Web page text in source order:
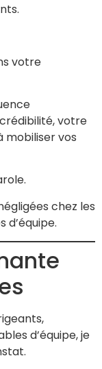
votre
votre
mobiliser vos
chez les
d’équipe.
d’équipe, je